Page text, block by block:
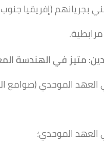
بجريانهم (إفريقيا جنوب
متيز في الهندسة
الموحدي (صوامع
الموحدي؛